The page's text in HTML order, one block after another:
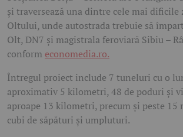
și traversează una dintre cele mai dificile
Oltului, unde autostrada trebuie să
Olt, DN7 și magistrala feroviară Sibiu –
conform economedia.ro.
Întregul proiect include 7 tuneluri cu o
aproximativ 5 kilometri, 48 de poduri și
aproape 13 kilometri, precum și peste
cubi de săpături și umpluturi.